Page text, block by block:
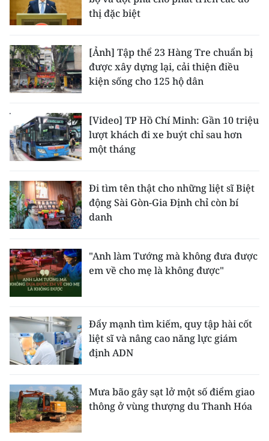
thị đặc biệt
[Ảnh] Tập thể 23 Hàng Tre chuẩn bị
được xây dựng lại, cải thiện điều
kiện sống cho 125 hộ dân
[Video] TP Hồ Chí Minh: Gần 10 triệu
lượt khách đi xe buýt chỉ sau hơn
một tháng
Đi tìm tên thật cho những liệt sĩ Biệt
động Sài Gòn-Gia Định chỉ còn bí
danh
"Anh làm Tướng mà không đưa được
em về cho mẹ là không được"
Đẩy mạnh tìm kiếm, quy tập hài cốt
liệt sĩ và nâng cao năng lực giám
định ADN
Mưa bão gây sạt lở một số điểm giao
thông ở vùng thượng du Thanh Hóa